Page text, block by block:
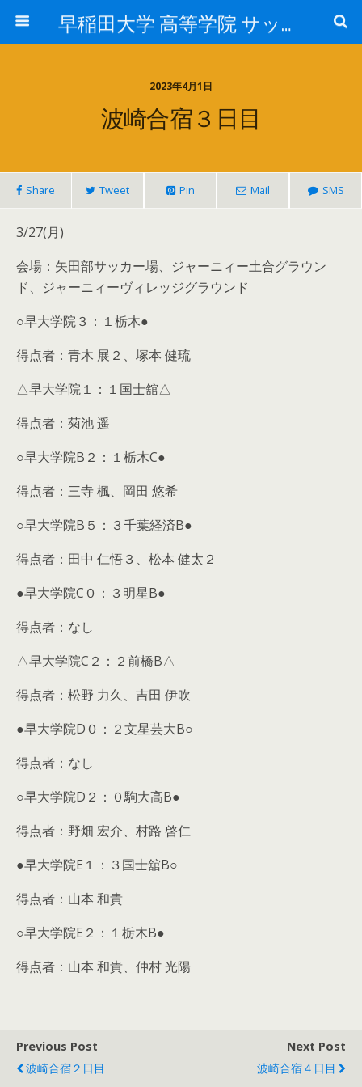
早稲田大学 高等学院 サッカー部
2023年4月1日
波崎合宿３日目
Share Tweet Pin Mail SMS
3/27(月)
会場：矢田部サッカー場、ジャーニィー土合グラウン
ド、ジャーニィーヴィレッジグラウンド
○早大学院３：１栃木●
得点者：青木 展２、塚本 健琉
△早大学院１：１国士舘△
得点者：菊池 遥
○早大学院B２：１栃木C●
得点者：三寺 楓、岡田 悠希
○早大学院B５：３千葉経済B●
得点者：田中 仁悟３、松本 健太２
●早大学院C０：３明星B●
得点者：なし
△早大学院C２：２前橋B△
得点者：松野 力久、吉田 伊吹
●早大学院D０：２文星芸大B○
得点者：なし
○早大学院D２：０駒大高B●
得点者：野畑 宏介、村路 啓仁
●早大学院E１：３国士舘B○
得点者：山本 和貴
○早大学院E２：１栃木B●
得点者：山本 和貴、仲村 光陽
Previous Post
波崎合宿２日目
Next Post
波崎合宿４日目